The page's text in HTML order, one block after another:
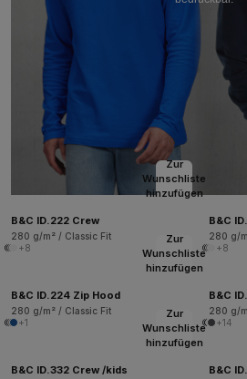
Zur
Wunschliste
hinzufügen
B&C ID.222 Crew
280 g/m² / Classic Fit
+8
B&C
280 g/
+8
Zur
Wunschliste
hinzufügen
B&C ID.224 Zip Hood
280 g/m² / Classic Fit
+1
B&C
280 g/
+14
Zur
Wunschliste
hinzufügen
B&C ID.332 Crew /kids B&C